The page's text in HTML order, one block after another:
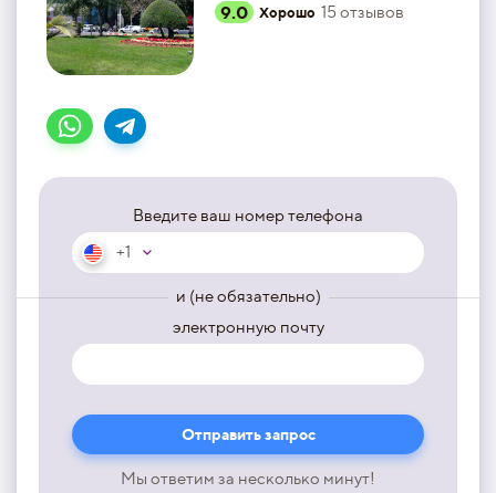
9.0
Хорошо 15 отзывов
Введите ваш номер телефона
+1
и (не обязательно)
электронную почту
Мы ответим за несколько минут!